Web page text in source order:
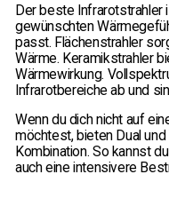
Der beste Infrarotstrahler
gewünschten
passt. Flächenstrahler
Wärme. Keramikstrahler
Wärmewirkung.
Infrarotbereiche ab und
Wenn du dich nicht auf
möchtest, bieten Dual
Kombination. So kannst
auch eine intensivere